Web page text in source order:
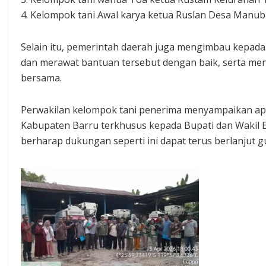
4. Kelompok tani Awal karya ketua Ruslan Desa
Selain itu, pemerintah daerah juga mengimbau
dan merawat bantuan tersebut dengan baik, serta
bersama.
Perwakilan kelompok tani penerima menyampaikan
Kabupaten Barru terkhusus kepada Bupati dan
berharap dukungan seperti ini dapat terus berlanjut